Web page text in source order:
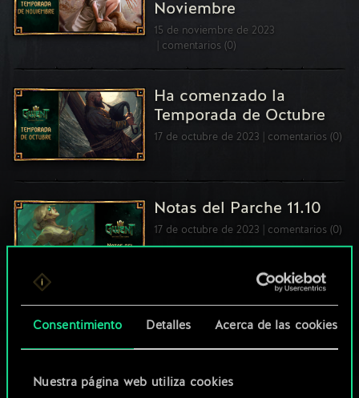
Consentimiento Detalles Acerca de las cookies
Nuestra página web utiliza cookies
Noviembre
15 de noviembre de 2023
comentarios (0)
Ha comenzado la
Temporada de Octubre
17 de octubre de 2023 comentarios (0)
Notas del Parche 11.10
17 de octubre de 2023 comentarios (0)